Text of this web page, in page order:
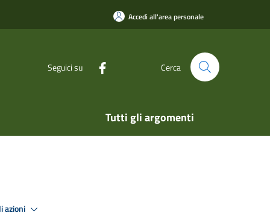
Accedi all'area personale
Seguici su Cerca
Tutti gli argomenti
azioni